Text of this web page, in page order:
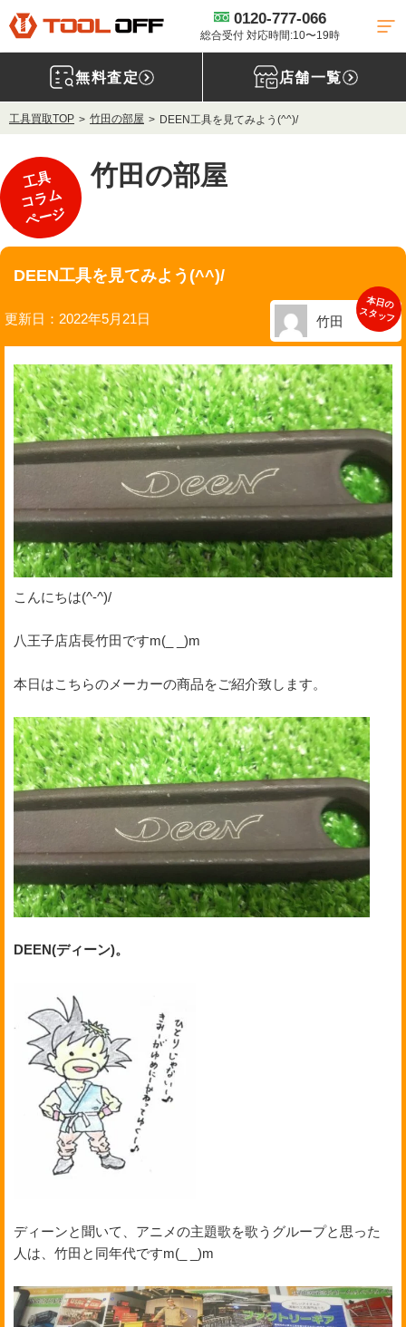
0120-777-066
総合受付 対応時間:10〜19時
無料査定 店舗一覧
工具買取TOP 竹田の部屋 DEEN工具を見てみよう(^^)/
工具
コラム
ページ
竹田の部屋
・DEEN
DEEN工具を見てみよう(^^)/
更新日：2022年5月21日
本日の
スタッフ
竹田
こんにちは(^-^)/
八王子店店長竹田ですm(_ _)m
本日はこちらのメーカーの商品をご紹介致します。
DEEN(ディーン)。
ディーンと聞いて、アニメの主題歌を歌うグループと思った
人は、竹田と同年代ですm(_ _)m